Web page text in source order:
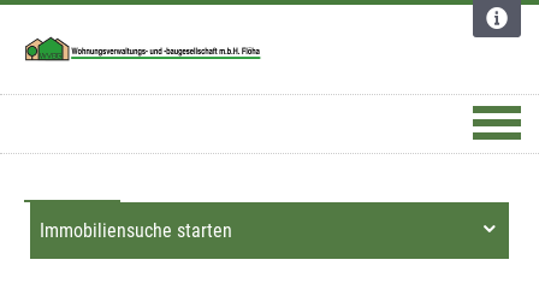
Apotheke
Deutschland
Immobiliensuche starten